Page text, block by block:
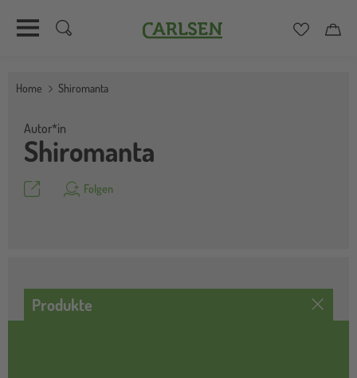
zum
Carlsen
Home Shiromanta
Shiromanta
Autor*in
Teilen Folgen
Produkte